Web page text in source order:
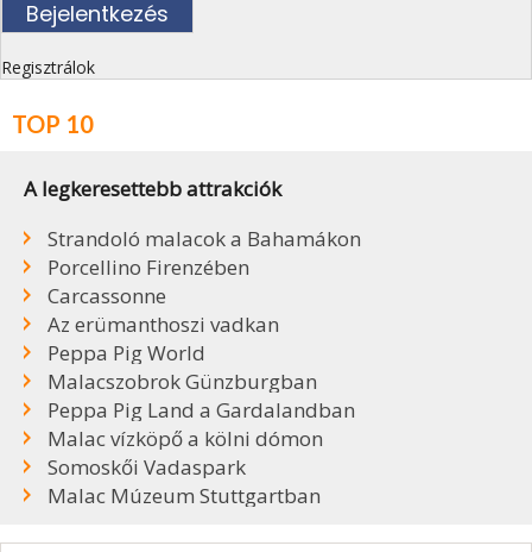
Regisztrálok
TOP 10
A legkeresettebb attrakciók
Strandoló malacok a Bahamákon
Porcellino Firenzében
Carcassonne
Az erümanthoszi vadkan
Peppa Pig World
Malacszobrok Günzburgban
Peppa Pig Land a Gardalandban
Malac vízköpő a kölni dómon
Somoskői Vadaspark
Malac Múzeum Stuttgartban